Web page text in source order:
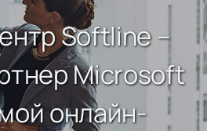
Softline –
Microsoft
онлайн-